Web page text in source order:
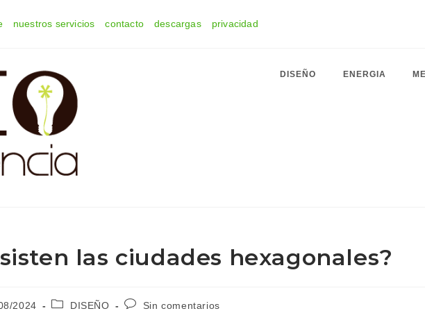
nuestros servicios contacto descargas privacidad
DISEÑO ENERGIA
las ciudades hexagonales?
2024
Categoría
DISEÑO
Comentarios
Sin comentarios